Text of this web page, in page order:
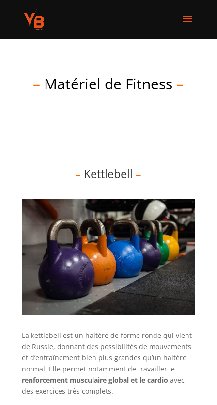
– Matériel de Fitness –
– Kettlebell –
La kettlebell est un haltère de forme ronde qui vient
de Russie, donnant des possibilités de mouvements
et d’entraînement bien plus grandes qu’un haltère
normal. Elle permet notamment de travailler le
renforcement musculaire global et le cardio avec
des exercices très complets.